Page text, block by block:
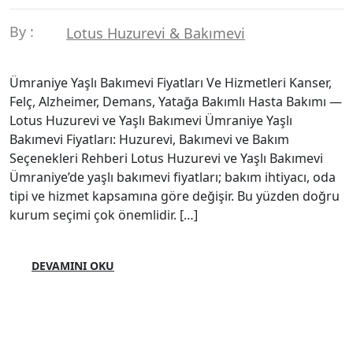
By : Lotus Huzurevi & Bakımevi
Ümraniye Yaşlı Bakımevi Fiyatları Ve Hizmetleri Kanser,
Felç, Alzheimer, Demans, Yatağa Bakımlı Hasta Bakımı —
Lotus Huzurevi ve Yaşlı Bakımevi Ümraniye Yaşlı
Bakımevi Fiyatları: Huzurevi, Bakımevi ve Bakım
Seçenekleri Rehberi Lotus Huzurevi ve Yaşlı Bakımevi
Ümraniye’de yaşlı bakımevi fiyatları; bakım ihtiyacı, oda
tipi ve hizmet kapsamına göre değişir. Bu yüzden doğru
kurum seçimi çok önemlidir. […]
DEVAMINI OKU